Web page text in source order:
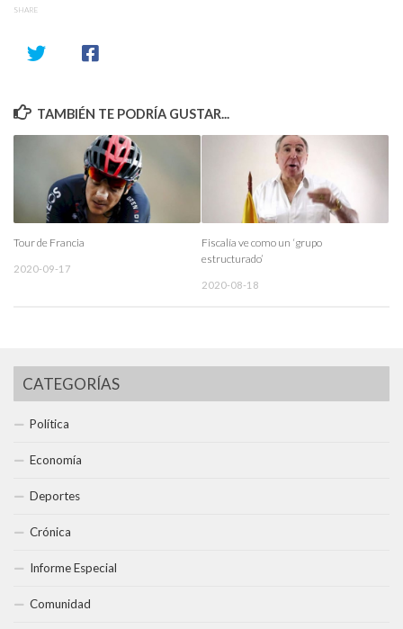
SHARE
TAMBIÉN TE PODRÍA GUSTAR...
Tour de Francia
2020-09-17
Fiscalía ve como un ‘grupo
estructurado’
2020-08-18
CATEGORÍAS
Política
Economía
Deportes
Crónica
Informe Especial
Comunidad